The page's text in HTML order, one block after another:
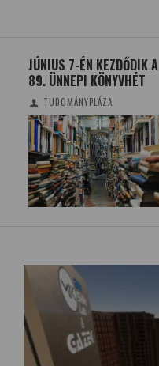
JÚNIUS 7-ÉN KEZDŐDIK A
89. ÜNNEPI KÖNYVHÉT
TUDOMÁNYPLÁZA